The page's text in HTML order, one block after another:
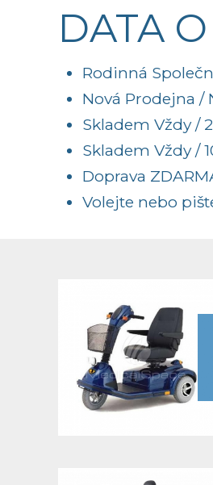
DATA
Rodinná
Nová Prodejna /
Skladem Vždy /
Skladem Vždy /
Doprava
Volejte nebo